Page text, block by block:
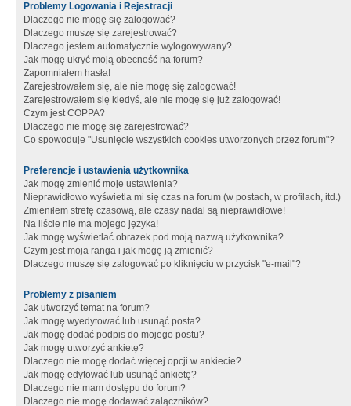
Problemy Logowania i Rejestracji
Dlaczego nie mogę się zalogować?
Dlaczego muszę się zarejestrować?
Dlaczego jestem automatycznie wylogowywany?
Jak mogę ukryć moją obecność na forum?
Zapomniałem hasła!
Zarejestrowałem się, ale nie mogę się zalogować!
Zarejestrowałem się kiedyś, ale nie mogę się już zalogować!
Czym jest COPPA?
Dlaczego nie mogę się zarejestrować?
Co spowoduje "Usunięcie wszystkich cookies utworzonych przez forum"?
Preferencje i ustawienia użytkownika
Jak mogę zmienić moje ustawienia?
Nieprawidłowo wyświetla mi się czas na forum (w postach, w profilach, itd.)
Zmieniłem strefę czasową, ale czasy nadal są nieprawidłowe!
Na liście nie ma mojego języka!
Jak mogę wyświetlać obrazek pod moją nazwą użytkownika?
Czym jest moja ranga i jak mogę ją zmienić?
Dlaczego muszę się zalogować po kliknięciu w przycisk "e-mail"?
Problemy z pisaniem
Jak utworzyć temat na forum?
Jak mogę wyedytować lub usunąć posta?
Jak mogę dodać podpis do mojego postu?
Jak mogę utworzyć ankietę?
Dlaczego nie mogę dodać więcej opcji w ankiecie?
Jak mogę edytować lub usunąć ankietę?
Dlaczego nie mam dostępu do forum?
Dlaczego nie mogę dodawać załączników?